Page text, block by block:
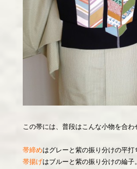
この帯には、普段はこんな小物を合わ
帯締めはグレーと紫の振り分けの平打
帯揚げはブルーと紫の振り分けの綸子